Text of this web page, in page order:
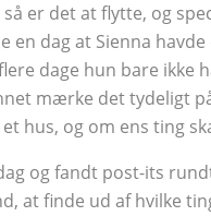
er det at flytte, og
en dag at Sienna
dage hun bare ikke
mærke det tydeligt
hus, og om ens ting
og fandt post-its
at finde ud af hvilke